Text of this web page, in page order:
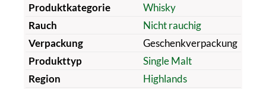
Produktkategorie
Whisky
Rauch
Nicht rauchig
Verpackung
Geschenkverpackung
Produkttyp
Single Malt
Region
Highlands